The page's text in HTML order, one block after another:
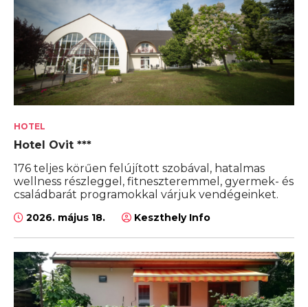
HOTEL
Hotel Ovit ***
176 teljes körűen felújított szobával, hatalmas
wellness részleggel, fitneszteremmel, gyermek- és
családbarát programokkal várjuk vendégeinket.
2026. május 18. Keszthely Info